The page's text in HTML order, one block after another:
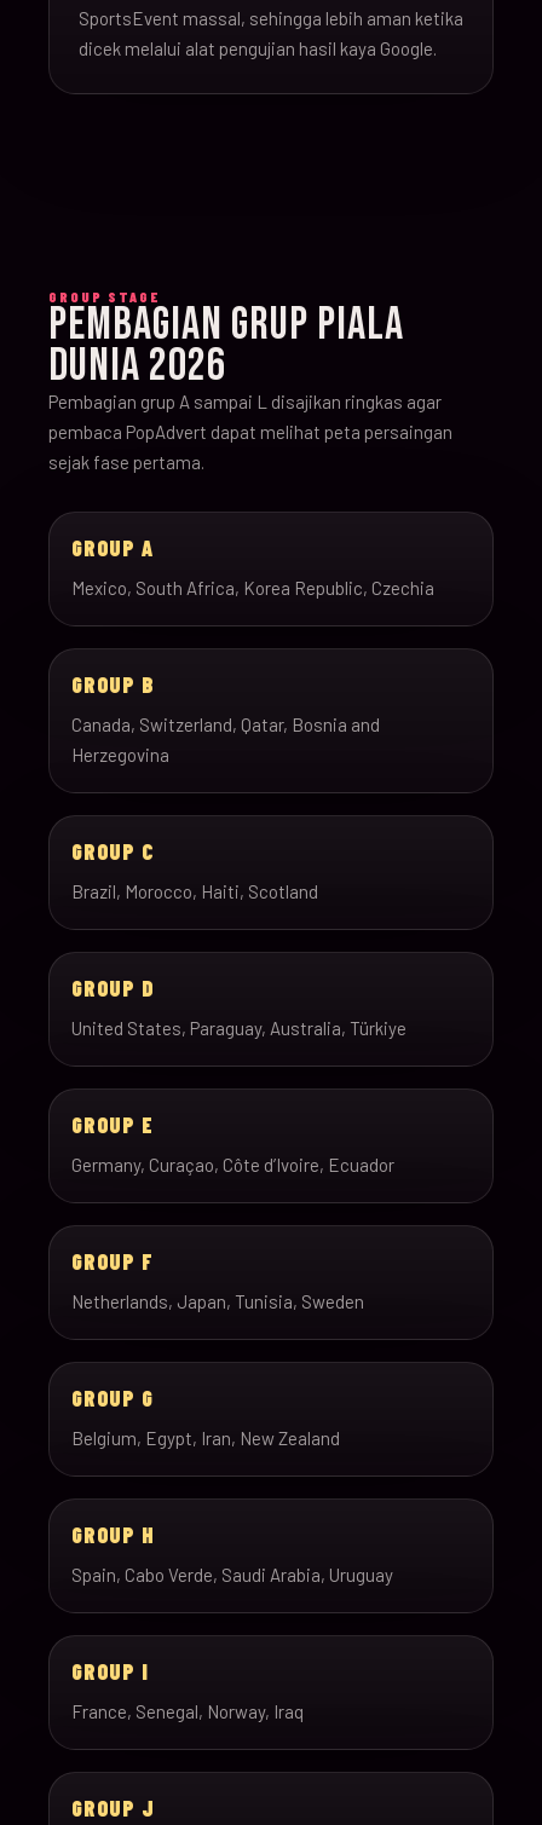
SportsEvent massal, sehingga lebih aman ketika
dicek melalui alat pengujian hasil kaya Google.
GROUP STAGE
PEMBAGIAN GRUP PIALA
DUNIA 2026
Pembagian grup A sampai L disajikan ringkas agar
pembaca PopAdvert dapat melihat peta persaingan
sejak fase pertama.
GROUP A
Mexico, South Africa, Korea Republic, Czechia
GROUP B
Canada, Switzerland, Qatar, Bosnia and
Herzegovina
GROUP C
Brazil, Morocco, Haiti, Scotland
GROUP D
United States, Paraguay, Australia, Türkiye
GROUP E
Germany, Curaçao, Côte d’Ivoire, Ecuador
GROUP F
Netherlands, Japan, Tunisia, Sweden
GROUP G
Belgium, Egypt, Iran, New Zealand
GROUP H
Spain, Cabo Verde, Saudi Arabia, Uruguay
GROUP I
France, Senegal, Norway, Iraq
GROUP J